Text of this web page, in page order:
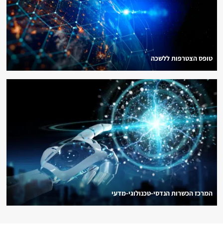
טופס הצטרפות ללשכה
המרכז הכשרות הנדסי-טכנולוגי-מדעי